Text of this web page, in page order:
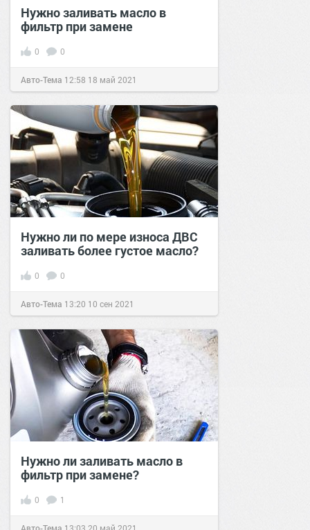
Нужно заливать масло в
фильтр при замене
0 0
Авто-Тема 12:58 18 май 2021
Нужно ли по мере износа ДВС
заливать более густое масло?
0 0
Авто-Тема 13:20 10 сен 2021
Нужно ли заливать масло в
фильтр при замене?
0 1
Авто-Тема 13:03 20 май 2021